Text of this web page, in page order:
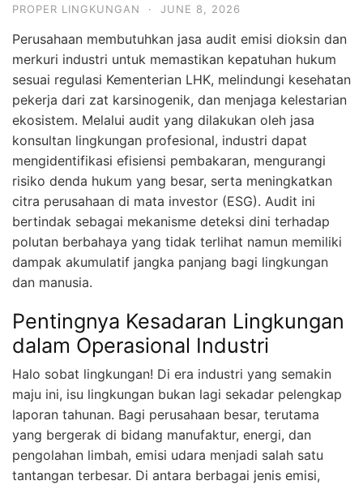
PROPER LINGKUNGAN
· JUNE 8, 2026
Perusahaan membutuhkan jasa audit emisi dioksin dan
merkuri industri untuk memastikan kepatuhan hukum
sesuai regulasi Kementerian LHK, melindungi kesehatan
pekerja dari zat karsinogenik, dan menjaga kelestarian
ekosistem. Melalui audit yang dilakukan oleh jasa
konsultan lingkungan profesional, industri dapat
mengidentifikasi efisiensi pembakaran, mengurangi
risiko denda hukum yang besar, serta meningkatkan
citra perusahaan di mata investor (ESG). Audit ini
bertindak sebagai mekanisme deteksi dini terhadap
polutan berbahaya yang tidak terlihat namun memiliki
dampak akumulatif jangka panjang bagi lingkungan
dan manusia.
Pentingnya Kesadaran Lingkungan
dalam Operasional Industri
Halo sobat lingkungan! Di era industri yang semakin
maju ini, isu lingkungan bukan lagi sekadar pelengkap
laporan tahunan. Bagi perusahaan besar, terutama
yang bergerak di bidang manufaktur, energi, dan
pengolahan limbah, emisi udara menjadi salah satu
tantangan terbesar. Di antara berbagai jenis emisi,